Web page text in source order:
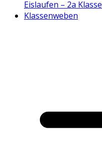
Eislaufen – 2a Klasse
Klassenweben